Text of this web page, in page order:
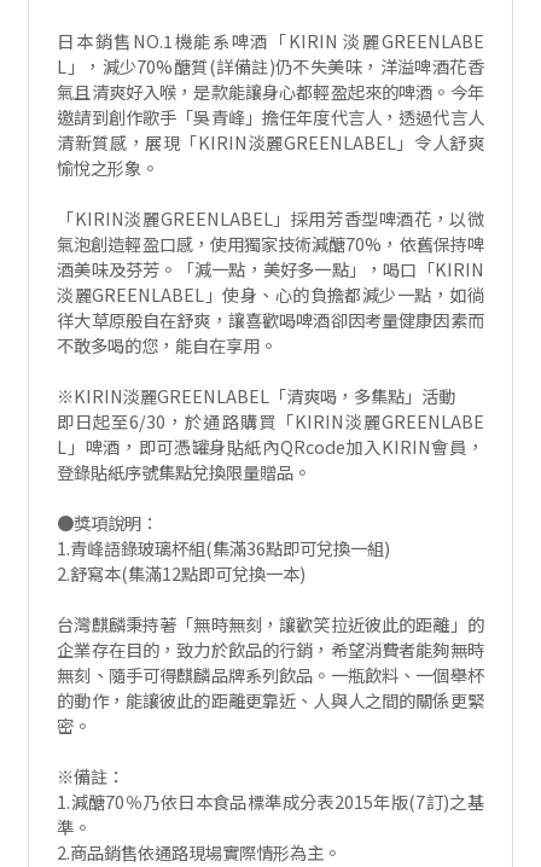
日本銷售NO.1機能系啤酒「KIRIN 淡麗GREENLABE
L」，減少70%醣質(詳備註)仍不失美味，洋溢啤酒花香
氣且清爽好入喉，是款能讓身心都輕盈起來的啤酒。今年
邀請到創作歌手「吳青峰」擔任年度代言人，透過代言人
清新質感，展現「KIRIN淡麗GREENLABEL」令人舒爽
愉悅之形象。
「KIRIN淡麗GREENLABEL」採用芳香型啤酒花，以微
氣泡創造輕盈口感，使用獨家技術減醣70%，依舊保持啤
酒美味及芬芳。「減一點，美好多一點」，喝口「KIRIN
淡麗GREENLABEL」使身、心的負擔都減少一點，如徜
徉大草原般自在舒爽，讓喜歡喝啤酒卻因考量健康因素而
不敢多喝的您，能自在享用。
※KIRIN淡麗GREENLABEL「清爽喝，多集點」活動
即日起至6/30，於通路購買「KIRIN淡麗GREENLABE
L」啤酒，即可憑罐身貼紙內QRcode加入KIRIN會員，
登錄貼紙序號集點兌換限量贈品。
●獎項說明：
1.青峰語錄玻璃杯組(集滿36點即可兌換一組)
2.舒寫本(集滿12點即可兌換一本)
台灣麒麟秉持著「無時無刻，讓歡笑拉近彼此的距離」的
企業存在目的，致力於飲品的行銷，希望消費者能夠無時
無刻、隨手可得麒麟品牌系列飲品。一瓶飲料、一個舉杯
的動作，能讓彼此的距離更靠近、人與人之間的關係更緊
密。
※備註：
1.減醣70％乃依日本食品標準成分表2015年版(7訂)之基
準。
2.商品銷售依通路現場實際情形為主。